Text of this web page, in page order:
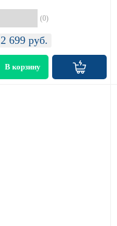
(0)
2 699руб.